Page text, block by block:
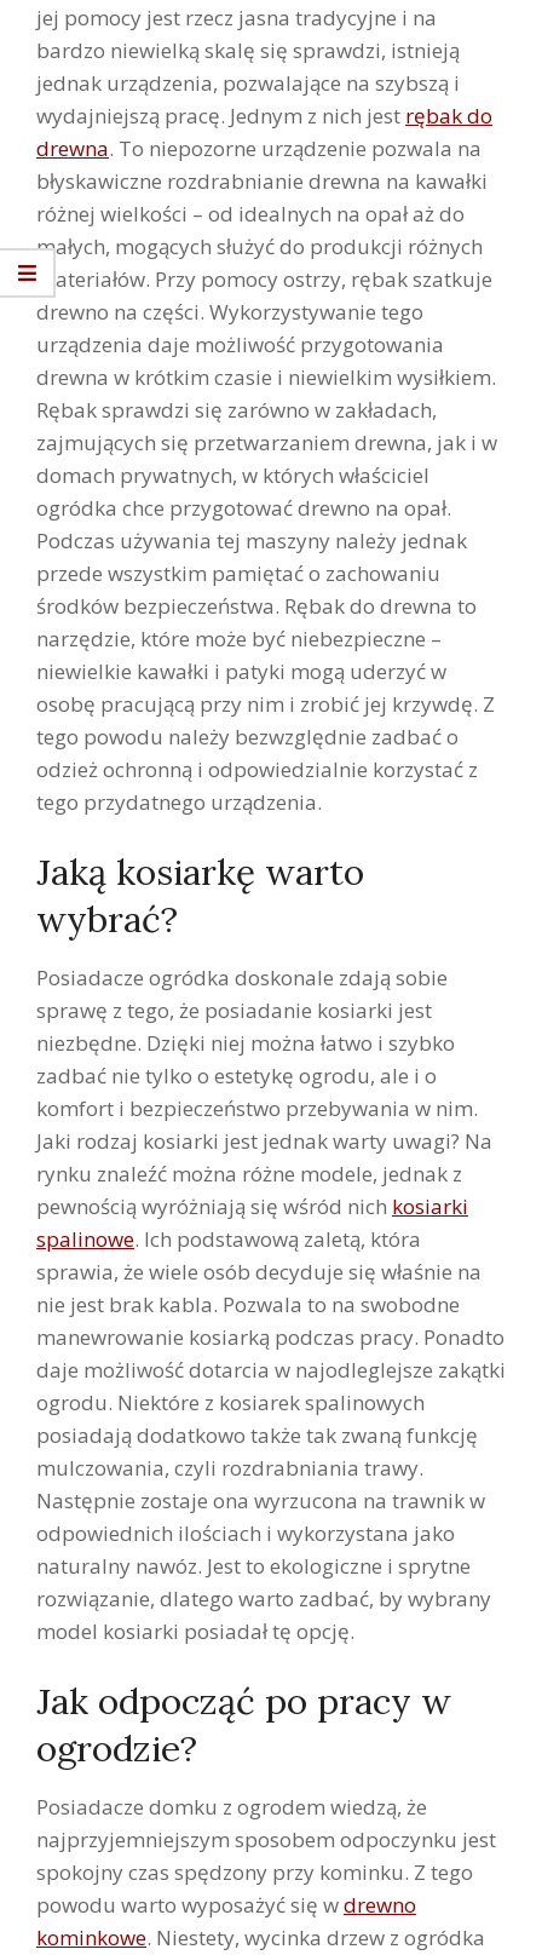
jej pomocy jest rzecz jasna tradycyjne i na
bardzo niewielką skalę się sprawdzi, istnieją
jednak urządzenia, pozwalające na szybszą i
wydajniejszą pracę. Jednym z nich jest rębak do
drewna. To niepozorne urządzenie pozwala na
błyskawiczne rozdrabnianie drewna na kawałki
różnej wielkości – od idealnych na opał aż do
małych, mogących służyć do produkcji różnych
materiałów. Przy pomocy ostrzy, rębak szatkuje
drewno na części. Wykorzystywanie tego
urządzenia daje możliwość przygotowania
drewna w krótkim czasie i niewielkim wysiłkiem.
Rębak sprawdzi się zarówno w zakładach,
zajmujących się przetwarzaniem drewna, jak i w
domach prywatnych, w których właściciel
ogródka chce przygotować drewno na opał.
Podczas używania tej maszyny należy jednak
przede wszystkim pamiętać o zachowaniu
środków bezpieczeństwa. Rębak do drewna to
narzędzie, które może być niebezpieczne –
niewielkie kawałki i patyki mogą uderzyć w
osobę pracującą przy nim i zrobić jej krzywdę. Z
tego powodu należy bezwzględnie zadbać o
odzież ochronną i odpowiedzialnie korzystać z
tego przydatnego urządzenia.
Jaką kosiarkę warto
wybrać?
Posiadacze ogródka doskonale zdają sobie
sprawę z tego, że posiadanie kosiarki jest
niezbędne. Dzięki niej można łatwo i szybko
zadbać nie tylko o estetykę ogrodu, ale i o
komfort i bezpieczeństwo przebywania w nim.
Jaki rodzaj kosiarki jest jednak warty uwagi? Na
rynku znaleźć można różne modele, jednak z
pewnością wyróżniają się wśród nich kosiarki
spalinowe. Ich podstawową zaletą, która
sprawia, że wiele osób decyduje się właśnie na
nie jest brak kabla. Pozwala to na swobodne
manewrowanie kosiarką podczas pracy. Ponadto
daje możliwość dotarcia w najodleglejsze zakątki
ogrodu. Niektóre z kosiarek spalinowych
posiadają dodatkowo także tak zwaną funkcję
mulczowania, czyli rozdrabniania trawy.
Następnie zostaje ona wyrzucona na trawnik w
odpowiednich ilościach i wykorzystana jako
naturalny nawóz. Jest to ekologiczne i sprytne
rozwiązanie, dlatego warto zadbać, by wybrany
model kosiarki posiadał tę opcję.
Jak odpocząć po pracy w
ogrodzie?
Posiadacze domku z ogrodem wiedzą, że
najprzyjemniejszym sposobem odpoczynku jest
spokojny czas spędzony przy kominku. Z tego
powodu warto wyposażyć się wdrewno
kominkowe. Niestety, wycinka drzew z ogródka